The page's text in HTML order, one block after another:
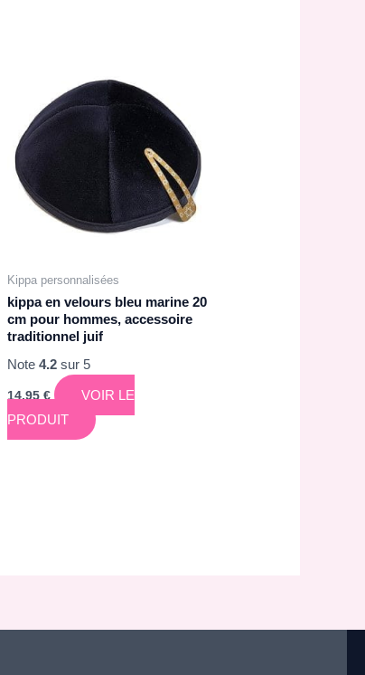
Kippa personnalisées
kippa en velours bleu marine 20
cm pour hommes, accessoire
traditionnel juif
Note4.2 sur 5
14,95€
VOIR LE
PRODUIT